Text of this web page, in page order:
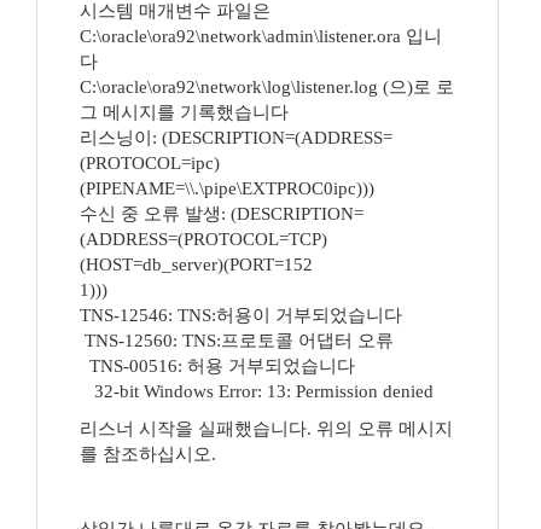
시스템 매개변수 파일은
C:\oracle\ora92\network\admin\listener.ora 입니
다
C:\oracle\ora92\network\log\listener.log (으)로 로
그 메시지를 기록했습니다
리스닝이: (DESCRIPTION=(ADDRESS=
(PROTOCOL=ipc)
(PIPENAME=\\.\pipe\EXTPROC0ipc)))
수신 중 오류 발생: (DESCRIPTION=
(ADDRESS=(PROTOCOL=TCP)
(HOST=db_server)(PORT=152
1)))
TNS-12546: TNS:허용이 거부되었습니다
TNS-12560: TNS:프로토콜 어댑터 오류
TNS-00516: 허용 거부되었습니다
32-bit Windows Error: 13: Permission denied
리스너 시작을 실패했습니다. 위의 오류 메시지
를 참조하십시오.